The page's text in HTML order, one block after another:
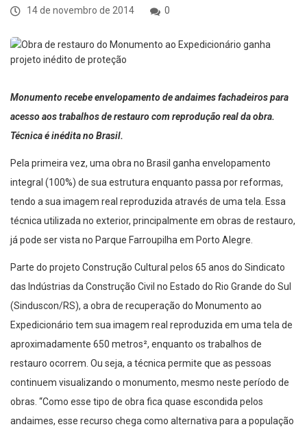
14 de novembro de 2014 0
Monumento recebe envelopamento de andaimes fachadeiros para
acesso aos trabalhos de restauro com reprodução real da obra.
Técnica é inédita no Brasil.
Pela primeira vez, uma obra no Brasil ganha envelopamento
integral (100%) de sua estrutura enquanto passa por reformas,
tendo a sua imagem real reproduzida através de uma tela. Essa
técnica utilizada no exterior, principalmente em obras de restauro,
já pode ser vista no Parque Farroupilha em Porto Alegre.
Parte do projeto Construção Cultural pelos 65 anos do Sindicato
das Indústrias da Construção Civil no Estado do Rio Grande do Sul
(Sinduscon/RS), a obra de recuperação do Monumento ao
Expedicionário tem sua imagem real reproduzida em uma tela de
aproximadamente 650 metros², enquanto os trabalhos de
restauro ocorrem. Ou seja, a técnica permite que as pessoas
continuem visualizando o monumento, mesmo neste período de
obras. “Como esse tipo de obra fica quase escondida pelos
andaimes, esse recurso chega como alternativa para a população